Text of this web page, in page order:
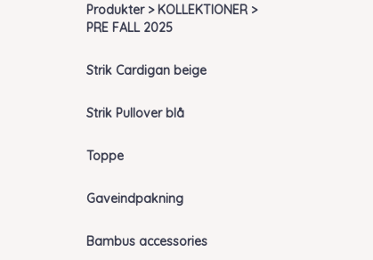
Produkter > KOLLEKTIONER >
PRE FALL 2025
Strik Cardigan beige
Strik Pullover blå
Toppe
Gaveindpakning
Bambus accessories